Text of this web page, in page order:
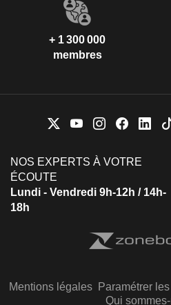
+ 1 300 000
membres
NOS EXPERTS À VOTRE
ÉCOUTE
Lundi - Vendredi 9h-12h / 14h-
18h
Mentions légales Paramétrer
Qui